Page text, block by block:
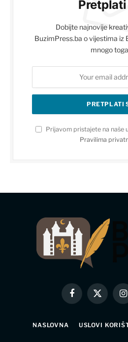
Dobijte najnovije
BuzimPress.ba o vijestima iz
mnogo
Prijavom pristajete na naše
Pravilima
Facebook
X
(Twitter)
NASLOVNA USLOVI